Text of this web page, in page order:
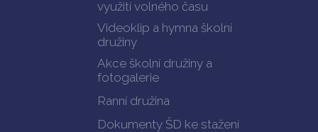
využití volného času
Videoklip a hymna školní
družiny
Akce školní družiny a
fotogalerie
Ranní družina
Dokumenty ŠD ke stažení